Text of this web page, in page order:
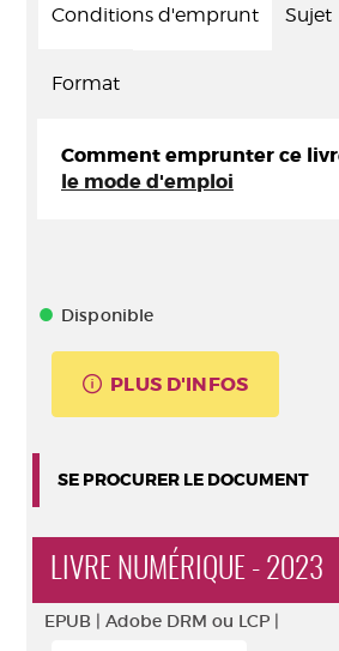
Conditions d'emprunt Sujet
Format
Comment emprunter ce
le mode d'emploi
Disponible
PLUS D'INFOS
SE PROCURER LE DOCUMENT
LIVRE NUMÉRIQUE - 2023
EPUB | Adobe DRM ou LCP |